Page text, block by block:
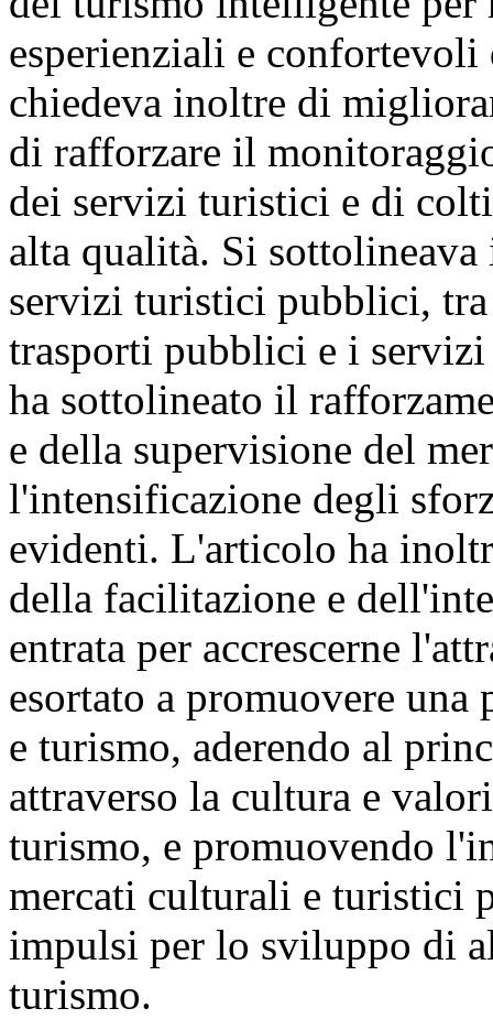
esperienziali e
chiedeva inoltre di
di rafforzare il
dei servizi turistici e di
alta qualità. Si
servizi turistici pubblici,
trasporti pubblici e i
ha sottolineato il
e della supervisione del
l'intensificazione degli
evidenti. L'articolo ha
della facilitazione e
entrata per accrescerne
esortato a promuovere
e turismo, aderendo al
attraverso la cultura e
turismo, e promuovendo
mercati culturali e turistici
impulsi per lo sviluppo di
turismo.